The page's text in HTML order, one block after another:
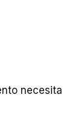
necesita